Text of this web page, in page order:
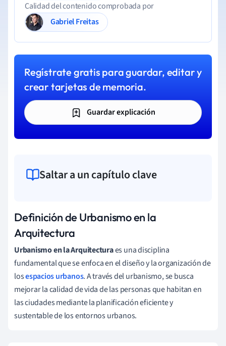
Calidad del contenido comprobada por
Gabriel Freitas
Regístrate gratis para guardar, editar y
crear tarjetas de memoria.
Guardar explicación
Saltar a un capítulo clave
Definición de Urbanismo en la
Arquitectura
Urbanismo en la Arquitecturaes una disciplina
fundamental que se enfoca en el diseño y la organización de
losespacios urbanos. A través del urbanismo, se busca
mejorar la calidad de vida de las personas que habitan en
las ciudades mediante la planificación eficiente y
sustentable de los entornos urbanos.